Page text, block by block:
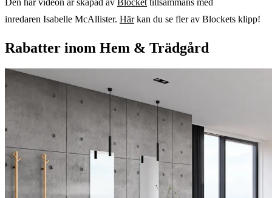
inredaren Isabelle McAllister. Härkan du se fler av Blockets klipp!
Rabatter inom Hem & Trädgård